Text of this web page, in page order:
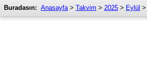
Buradasın: Anasayfa> Takvim > 2025 > Eylül >